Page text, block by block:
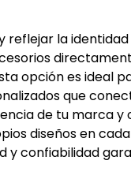
reflejar la
opción es ideal
que
de tu marca
diseños en
y confiabilidad